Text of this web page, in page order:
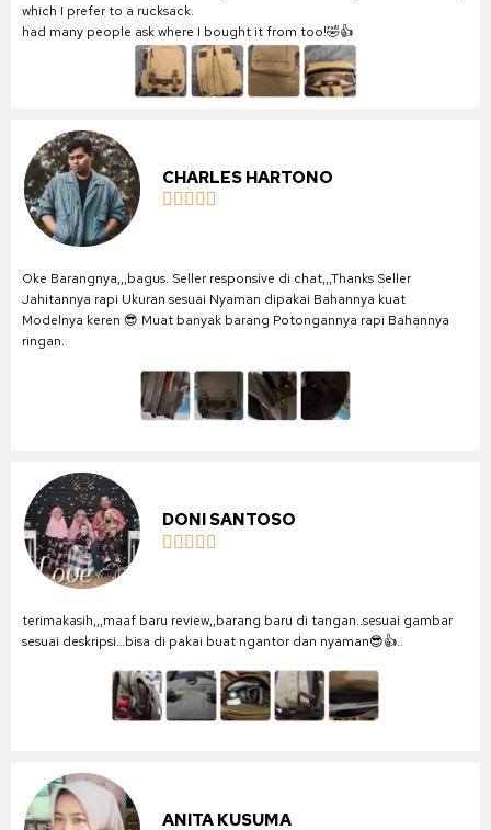
which I prefer to a rucksack.
had many people ask where I bought it from too!🤣👍
CHARLES HARTONO
    
Oke Barangnya,,,bagus. Seller responsive di chat,,,Thanks Seller
Jahitannya rapi Ukuran sesuai Nyaman dipakai Bahannya kuat
Modelnya keren 😎 Muat banyak barang Potongannya rapi Bahannya
ringan.
DONI SANTOSO
    
terimakasih,,,maaf baru review,,barang baru di tangan..sesuai gambar
sesuai deskripsi…bisa di pakai buat ngantor dan nyaman😎👍..
ANITA KUSUMA